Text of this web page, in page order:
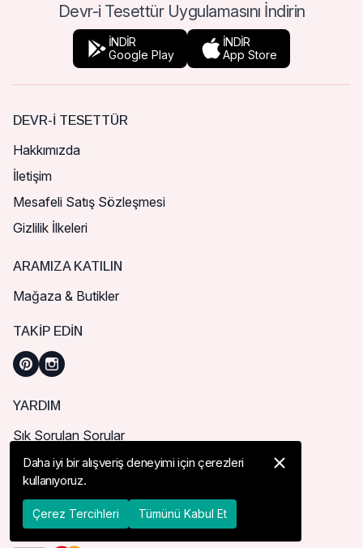
Devr-i Tesettür Uygulamasını İndirin
İNDİR
Google Play
İNDİR
App Store
DEVR-I TESETTÜR
Hakkımızda
İletişim
Mesafeli Satış Sözleşmesi
Gizlilik İlkeleri
ARAMIZA KATILIN
Mağaza & Butikler
TAKIP EDIN
YARDIM
Sık Sorulan Sorular
Nasıl Sipariş Verebilirim?
Kargo ve Teslimat
İade, İptal ve Değişim
Daha iyi bir alışveriş deneyimi için çerezleri
kullanıyoruz.
Çerez Tercihleri Tümünü Kabul Et